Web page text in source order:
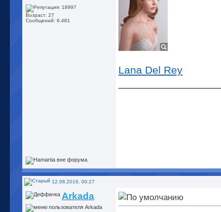
Возраст: 27
Сообщений: 6,481
Lana Del Rey
12.08.2016, 00:27
Arkada